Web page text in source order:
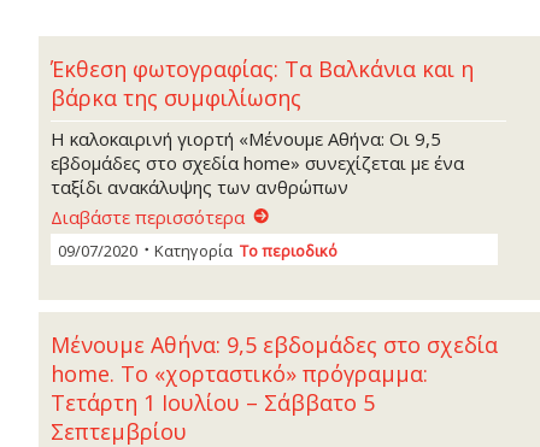
Έκθεση φωτογραφίας: Τα Βαλκάνια και η
βάρκα της συμφιλίωσης
Η καλοκαιρινή γιορτή «Μένουμε Αθήνα: Οι 9,5
εβδομάδες στο σχεδία home» συνεχίζεται με ένα
ταξίδι ανακάλυψης των ανθρώπων
Διαβάστε περισσότερα
09/07/2020 Κατηγορία Το περιοδικό
Μένουμε Αθήνα: 9,5 εβδομάδες στο σχεδία
home. Το «χορταστικό» πρόγραμμα:
Τετάρτη 1 Ιουλίου – Σάββατο 5
Σεπτεμβρίου